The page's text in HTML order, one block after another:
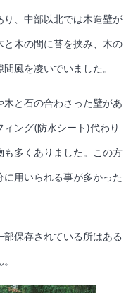
、中部以北では木造壁が
木の間に苔を挟み、木の
風を凌いでいました。
と石の合わさった壁があ
ング(防水シート)代わり
多くありました。この方
用いられる事が多かった
保存されている所はある